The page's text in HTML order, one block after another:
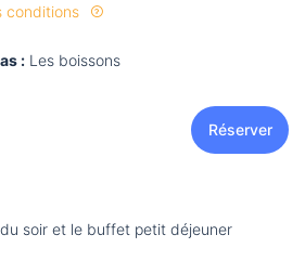
conditions
: Les boissons
Réserver
soir et le buffet petit déjeuner